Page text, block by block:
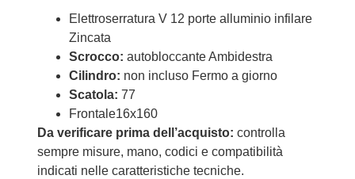
Elettroserratura V 12 porte alluminio infilare
Zincata
Scrocco: autobloccante Ambidestra
Cilindro: non incluso Fermo a giorno
Scatola: 77
Frontale16x160
Da verificare prima dell’acquisto: controlla
sempre misure, mano, codici e compatibilità
indicati nelle caratteristiche tecniche.